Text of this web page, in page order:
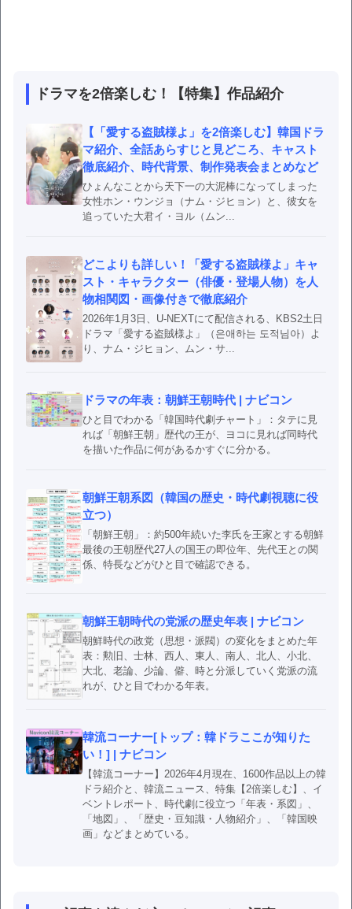
ドラマを2倍楽しむ！【特集】作品紹介
【「愛する盗賊様よ」を2倍楽しむ】韓国ドラ
マ紹介、全話あらすじと見どころ、キャスト
徹底紹介、時代背景、制作発表会まとめなど
ひょんなことから天下一の大泥棒になってしまった
女性ホン・ウンジョ（ナム・ジヒョン）と、彼女を
追っていた大君イ・ヨル（ムン...
どこよりも詳しい！「愛する盗賊様よ」キャ
スト・キャラクター（俳優・登場人物）を人
物相関図・画像付きで徹底紹介
2026年1月3日、U-NEXTにて配信される、KBS2土日
ドラマ「愛する盗賊様よ」（은애하는 도적님아）よ
り、ナム・ジヒョン、ムン・サ...
ドラマの年表：朝鮮王朝時代 | ナビコン
ひと目でわかる「韓国時代劇チャート」：タテに見
れば「朝鮮王朝」歴代の王が、ヨコに見れば同時代
を描いた作品に何があるかすぐに分かる。
朝鮮王朝系図（韓国の歴史・時代劇視聴に役
立つ）
「朝鮮王朝」：約500年続いた李氏を王家とする朝鮮
最後の王朝歴代27人の国王の即位年、先代王との関
係、特長などがひと目で確認できる。
朝鮮王朝時代の党派の歴史年表 | ナビコン
朝鮮時代の政党（思想・派閥）の変化をまとめた年
表：勲旧、士林、西人、東人、南人、北人、小北、
大北、老論、少論、僻、時と分派していく党派の流
れが、ひと目でわかる年表。
韓流コーナー[トップ：韓ドラここが知りた
い！] | ナビコン
【韓流コーナー】2026年4月現在、1600作品以上の韓
ドラ紹介と、韓流ニュース、特集【2倍楽しむ】、イ
ベントレポート、時代劇に役立つ「年表・系図」、
「地図」、「歴史・豆知識・人物紹介」、「韓国映
画」などまとめている。